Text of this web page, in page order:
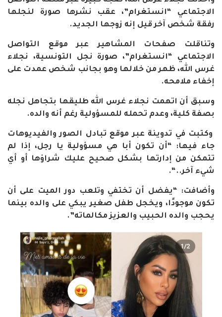
الاجتماعي “انستغرام”، عقب نشرها صورة لنجلها
رفقة شخص آخر قيل إنه زوجها الجديد.
وتناقلت صفحات المشاهير عبر موقع التواصل
الاجتماعي “انستغرام”، صورة نجل التونسية، نجلاء
غرس الله، ظهر من خلالها وهو بجانب شخص عمدت على
إخفاء ملامحه.
وسبق أن اتهمت نجلاء غرس الله طليقها بتجاهل نجله
بصفة كلية، وعدم تحمله للمسؤولية رغم أنه والده.
وكتبت في تدوينة عبر موقع تبادل الصور والفيديوهات
جاء فيها: “أن تكون أبا هي مسؤولية يا رجل، إذا لم
تتمكن من إدارتها بشكل صحيح عليك شراؤها أو أي
شيء آخر..
“
.
وأضافت: “يفضل أن تختفي وتلعب دور الميت على أن
تكون موجودًا، ويخجل طفل صغير يبكي على والده بينما
يحجب والده الحبيب والعزيز مكالماته”.